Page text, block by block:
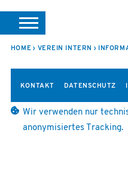
SUCHE PORTALE SUPPORT
HOME VEREIN INTERN
KONTAKT DATENSCHUTZ
Wir verwenden nur
anonymisiertes Tracking.